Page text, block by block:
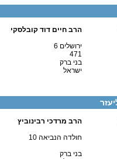
הרב חיים דוד קובלסקי
ירושלים 6
471
בני ברק
ישראל
הרב מרדכי רבינוביץ
חולדה הנביאה 10
בני ברק